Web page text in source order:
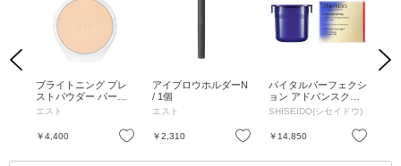
Previous
お気に入り
ブライトニング プレ
ストパウダー パール /
パール / 9g
エスト
￥4,400 お気に入り
アイブロウホルダーN
/ 1個
エスト
￥2,310 お気に入り
バイタルパーフェクシ
ョン アドバンスクリ
ーム / レフィル / 50g /
SHISEIDO(シセイドウ)
￥14,850
Next